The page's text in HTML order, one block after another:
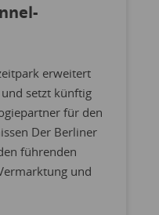
erweitert
setzt künftig
für den
Der Berliner
führenden
und